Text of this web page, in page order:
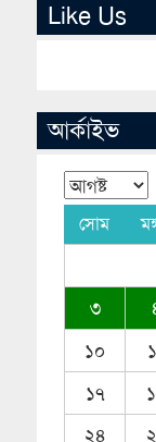
Like Us
আর্কাইভ
সোম
৩
১০
১৭
২৪